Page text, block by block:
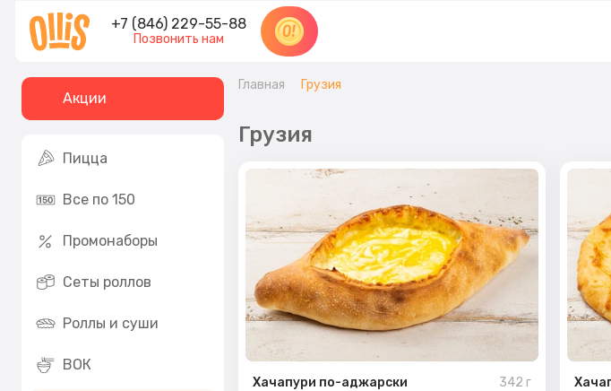
+7 (846) 229-55-88
Позвонить нам
Акции
Пицца
Все по 150
Промонаборы
Сеты роллов
Роллы и суши
ВОК
Главная Грузия
Грузия
Хачапури по-аджарски 342 г